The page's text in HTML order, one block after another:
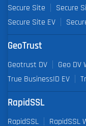
Secure Site Secure
Secure Site EV
GeoTrust
Geotrust DV Geo DV
True BusinessID EV
RapidSSL
RapidSSL RapidSSL